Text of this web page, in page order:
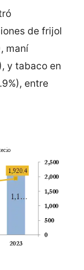
de frijol
maní
y tabaco en
entre